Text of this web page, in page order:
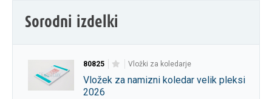
Sorodni izdelki
80825 vložki za koledarje
Vložek za namizni koledar velik pleksi
2026